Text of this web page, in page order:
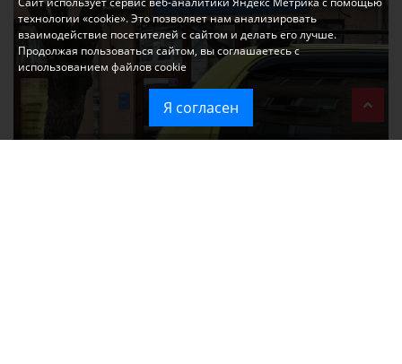
технологии «cookie». Это позволяет нам анализировать
взаимодействие посетителей с сайтом и делать его лучше.
Продолжая пользоваться сайтом, вы соглашаетесь с
использованием файлов cookie
Я согласен